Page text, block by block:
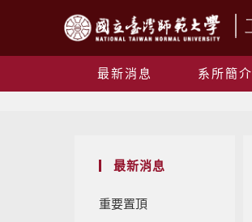
最新消息 系所簡介
最新消息
重要置頂